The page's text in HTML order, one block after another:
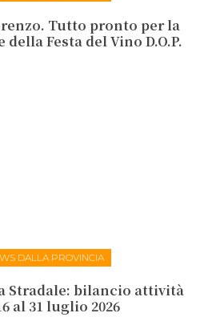
Tutto pronto per la
Festa del Vino D.O.P.
DALLA PROVINCIA
Stradale: bilancio attività
al 31 luglio 2026